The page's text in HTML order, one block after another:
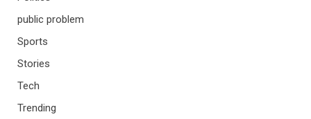
public problem
Sports
Stories
Tech
Trending